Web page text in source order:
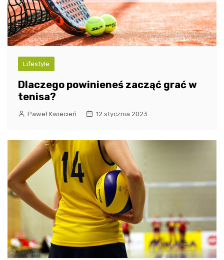
Lifestyle
Dlaczego powinieneś zacząć grać w
tenisa?
Paweł Kwiecień 12 stycznia 2023